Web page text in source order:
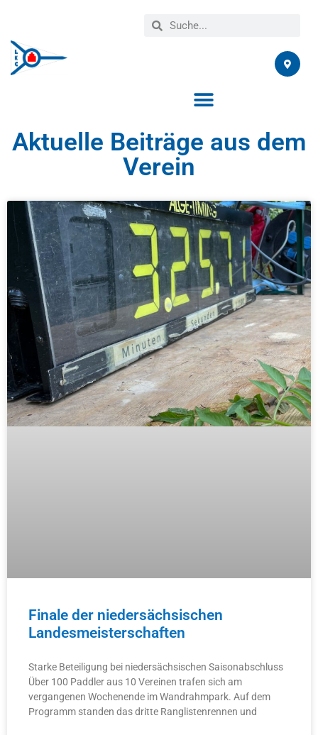
Aktuelle Beiträge aus dem
Verein
Finale der niedersächsischen
Landesmeisterschaften
Starke Beteiligung bei niedersächsischen Saisonabschluss
Über 100 Paddler aus 10 Vereinen trafen sich am
vergangenen Wochenende im Wandrahmpark. Auf dem
Programm standen das dritte Ranglistenrennen und